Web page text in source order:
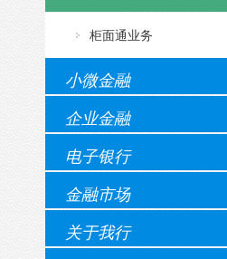
柜面通业务
小微金融
企业金融
电子银行
金融市场
关于我行